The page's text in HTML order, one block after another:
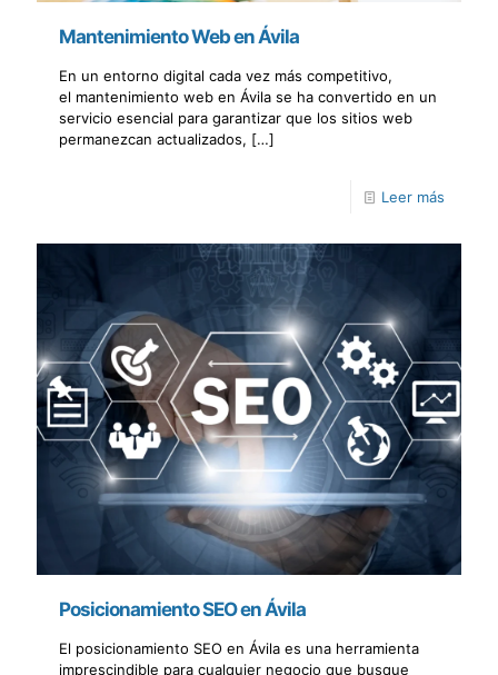
Mantenimiento Web en Ávila
En un entorno digital cada vez más competitivo,
el mantenimiento web en Ávila se ha convertido en un
servicio esencial para garantizar que los sitios web
permanezcan actualizados, […]
Leer más
Posicionamiento SEO en Ávila
El posicionamiento SEO en Ávila es una herramienta
imprescindible para cualquier negocio que busque